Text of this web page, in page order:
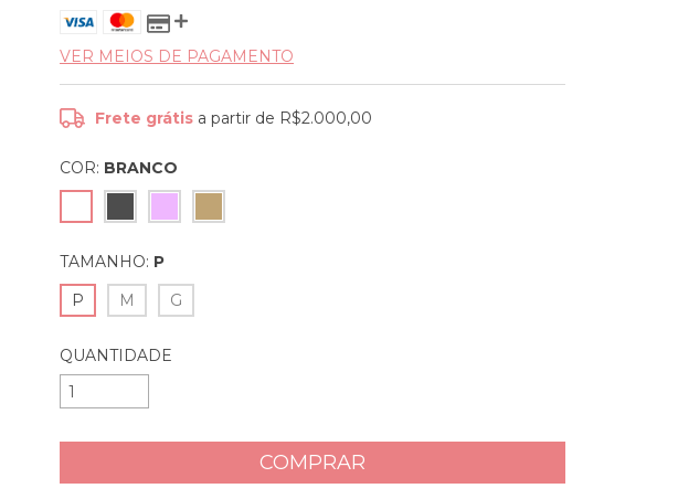
VER MEIOS DE PAGAMENTO
Frete grátis a partir de R$2.000,00
COR: BRANCO
TAMANHO: P
P
M G
QUANTIDADE